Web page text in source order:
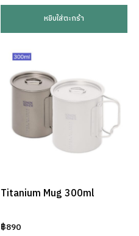
หยิบใส่ตะกร้า
Titanium Mug 300ml
฿890